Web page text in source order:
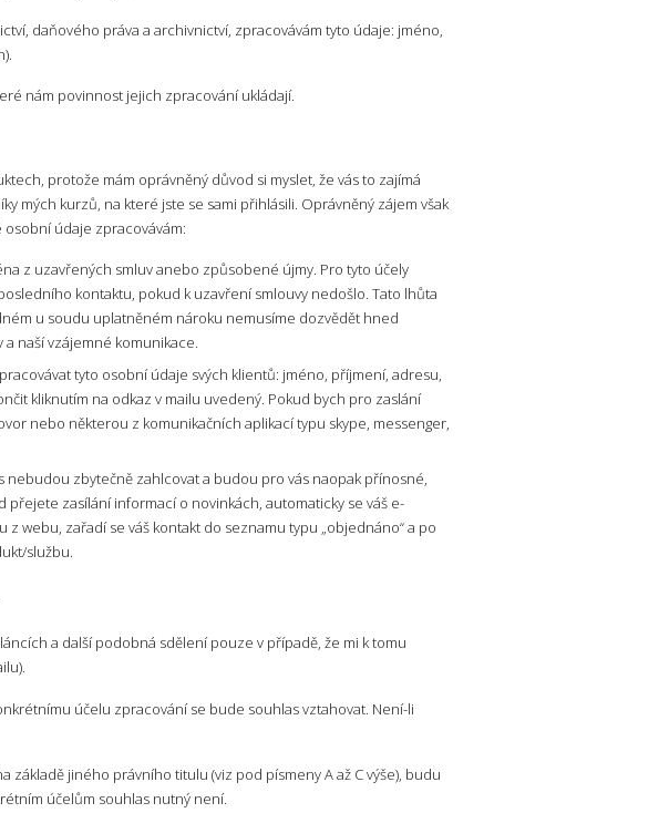
daňového práva a archivnictví, zpracovávám tyto údaje: jméno,
nám povinnost jejich zpracování ukládají.
protože mám oprávněný důvod si myslet, že vás to zajímá
mých kurzů, na které jste se sami přihlásili. Oprávněný zájem však
údaje zpracovávám:
z uzavřených smluv anebo způsobené újmy. Pro tyto účely
kontaktu, pokud k uzavření smlouvy nedošlo. Tato lhůta
u soudu uplatněném nároku nemusíme dozvědět hned
naší vzájemné komunikace.
tyto osobní údaje svých klientů: jméno, příjmení, adresu,
kliknutím na odkaz v mailu uvedený. Pokud bych pro zaslání
nebo některou z komunikačních aplikací typu skype, messenger,
nebudou zbytečně zahlcovat a budou pro vás naopak přínosné,
zasílání informací o novinkách, automaticky se váš e-
webu, zařadí se váš kontakt do seznamu typu „objednáno“ a po
službu.
a další podobná sdělení pouze v případě, že mi k tomu
účelu zpracování se bude souhlas vztahovat. Není-li
jiného právního titulu (viz pod písmeny A až C výše), budu
účelům souhlas nutný není.